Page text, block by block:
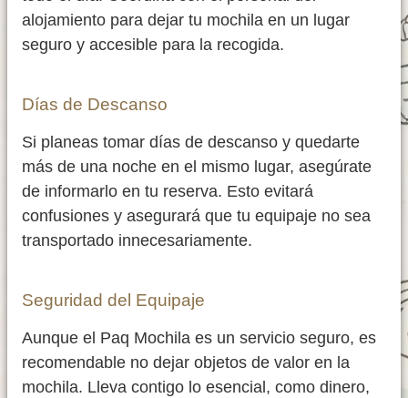
alojamiento para dejar tu mochila en un lugar
seguro y accesible para la recogida.
Días de Descanso
Si planeas tomar días de descanso y quedarte
más de una noche en el mismo lugar, asegúrate
de informarlo en tu reserva. Esto evitará
confusiones y asegurará que tu equipaje no sea
transportado innecesariamente.
Seguridad del Equipaje
Aunque el Paq Mochila es un servicio seguro, es
recomendable no dejar objetos de valor en la
mochila. Lleva contigo lo esencial, como dinero,